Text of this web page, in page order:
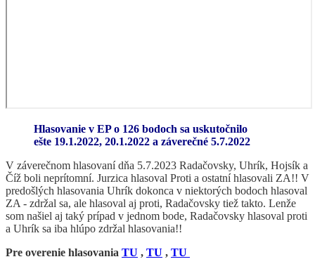
Hlasovanie v EP o 126 bodoch sa uskutočnilo
ešte 19.1.2022, 20.1.2022 a záverečné 5.7.2022
V záverečnom hlasovaní dňa 5.7.2023 Radačovsky, Uhrík, Hojsík a
Číž boli neprítomní. Jurzica hlasoval Proti a ostatní hlasovali ZA!! V
predošlých hlasovania Uhrík dokonca v niektorých bodoch hlasoval
ZA - zdržal sa, ale hlasoval aj proti, Radačovsky tiež takto. Lenže
som našiel aj taký prípad v jednom bode, Radačovsky hlasoval proti
a Uhrík sa iba hlúpo zdržal hlasovania!!
Pre overenie hlasovania TU , TU , TU